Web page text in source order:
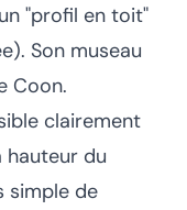
"profil en toit"
Son museau
Coon.
clairement
du
simple de